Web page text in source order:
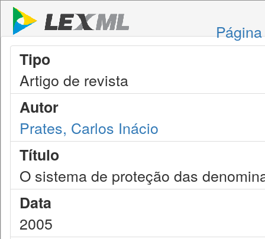
Tipo
Artigo de revista
Autor
Prates, Carlos Inácio
Título
O sistema de proteção das
Data
2005